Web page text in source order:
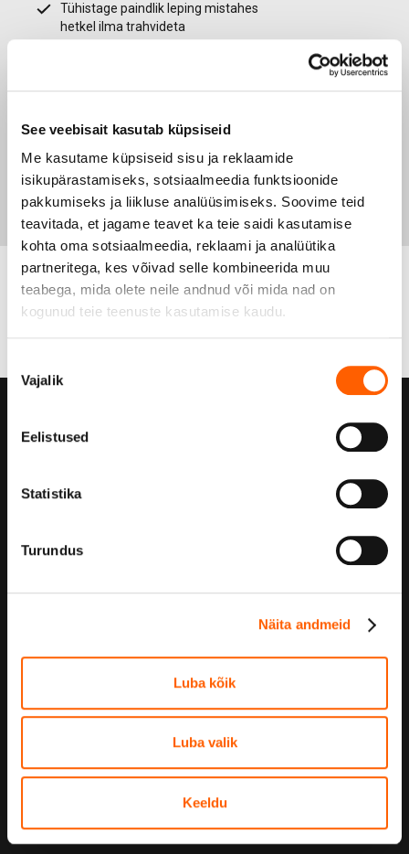
See veebisait kasutab küpsiseid
Me kasutame küpsiseid sisu ja reklaamide
isikupärastamiseks, sotsiaalmeedia funktsioonide
pakkumiseks ja liikluse analüüsimiseks. Soovime teid
teavitada, et jagame teavet ka teie saidi kasutamise
kohta oma sotsiaalmeedia, reklaami ja analüütika
partneritega, kes võivad selle kombineerida muu
teabega, mida olete neile andnud või mida nad on
kogunud teie teenuste kasutamise kaudu.
valik
Vajalik
Eelistused
Statistika
Turundus
Näita andmeid
Luba kõik
Luba valik
Keeldu
Tühistage paindlik leping mistahes
hetkel ilma trahvideta
Hooldused ja remondid
Suve- ja talverehvid
24/7 autoabi ja asendusauto
1. Vali auto
SIXT+ autopargis on esindatud kõik populaarsemad
2. Täida avaldus
Pärast avalduse esitamist võtab SIXT+ klienditeenindaja